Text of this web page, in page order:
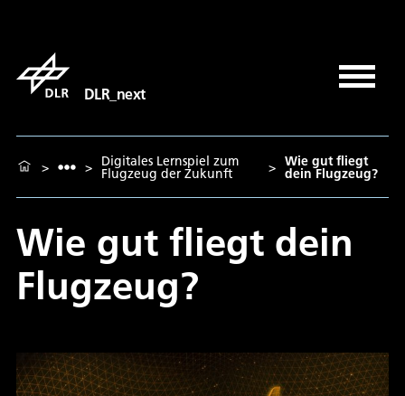
DLR_next
> > Digitales Lernspiel zum
Flugzeug der Zukunft > Wie gut fliegt
dein Flugzeug?
Wie gut fliegt dein
Flugzeug?